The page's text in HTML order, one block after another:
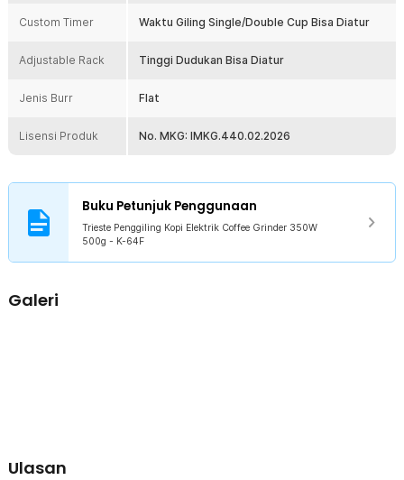
Kelengkapan Produk
Rincian yang Anda dapatkan untuk pembelian produk ini:
1 x Wadah Biji Kopi (Hopper)
1 x Kuas
Custom Timer Waktu Giling Single/Double Cup Bisa Diatur
Adjustable Rack Tinggi Dudukan Bisa Diatur
Jenis Burr Flat
Lisensi Produk No. MKG: IMKG.440.02.2026
Buku Petunjuk Penggunaan
Trieste Penggiling Kopi Elektrik Coffee Grinder 350W
500g - K-64F
Galeri
Ulasan